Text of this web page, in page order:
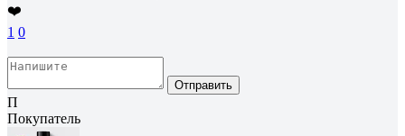
❤️
1 0
Отправить
П
Покупатель